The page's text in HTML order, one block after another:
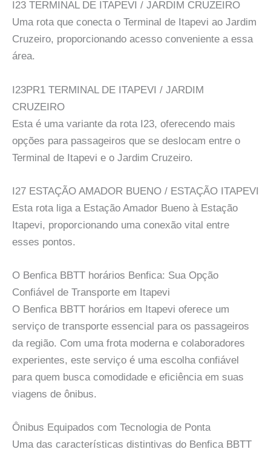
I23 TERMINAL DE ITAPEVI / JARDIM CRUZEIRO
Uma rota que conecta o Terminal de Itapevi ao Jardim
Cruzeiro, proporcionando acesso conveniente a essa
área.
I23PR1 TERMINAL DE ITAPEVI / JARDIM
CRUZEIRO
Esta é uma variante da rota I23, oferecendo mais
opções para passageiros que se deslocam entre o
Terminal de Itapevi e o Jardim Cruzeiro.
I27 ESTAÇÃO AMADOR BUENO / ESTAÇÃO ITAPEVI
Esta rota liga a Estação Amador Bueno à Estação
Itapevi, proporcionando uma conexão vital entre
esses pontos.
O Benfica BBTT horários Benfica: Sua Opção
Confiável de Transporte em Itapevi
O Benfica BBTT horários em Itapevi oferece um
serviço de transporte essencial para os passageiros
da região. Com uma frota moderna e colaboradores
experientes, este serviço é uma escolha confiável
para quem busca comodidade e eficiência em suas
viagens de ônibus.
Ônibus Equipados com Tecnologia de Ponta
Uma das características distintivas do Benfica BBTT